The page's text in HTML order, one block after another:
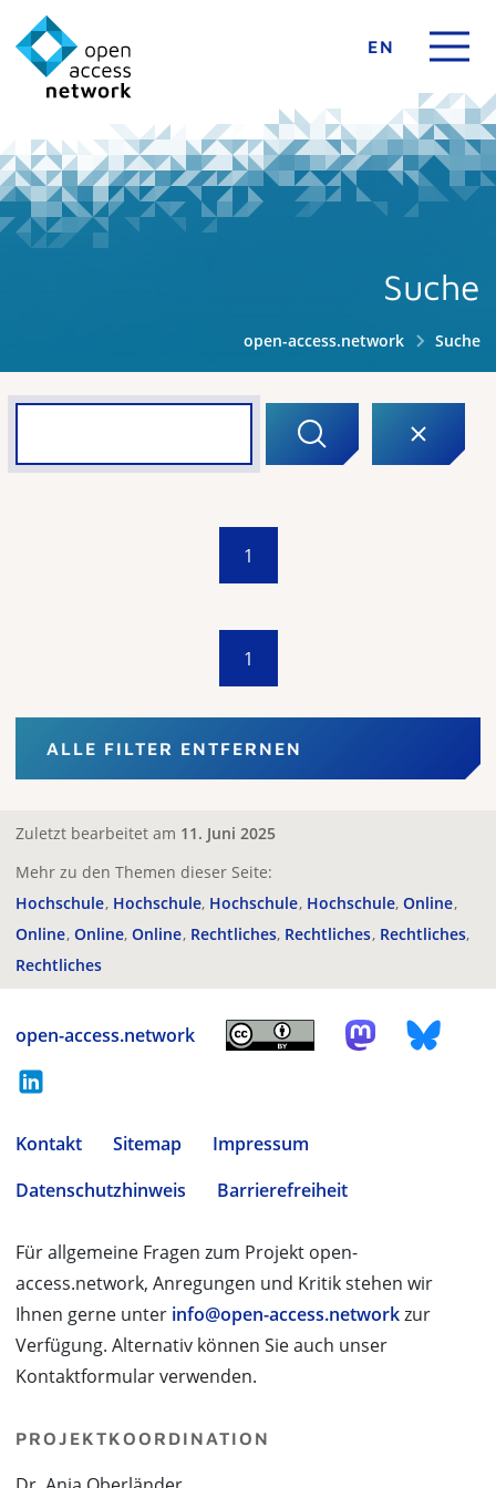
EN
Suche
open-access.network Suche
1
1
ALLE FILTER ENTFERNEN
Zuletzt bearbeitet am 11. Juni 2025
Mehr zu den Themen dieser Seite:
Hochschule Hochschule Hochschule Hochschule Online
Online Online Online Rechtliches Rechtliches Rechtliches
Rechtliches
open-access.network
Kontakt Sitemap
Impressum
Datenschutzhinweis
Barrierefreiheit
Für allgemeine Fragen zum Projekt open-
access.network, Anregungen und Kritik stehen wir
Ihnen gerne unter info@open-access.networkzur
Verfügung. Alternativ können Sie auch unser
Kontaktformular verwenden.
PROJEKTKOORDINATION